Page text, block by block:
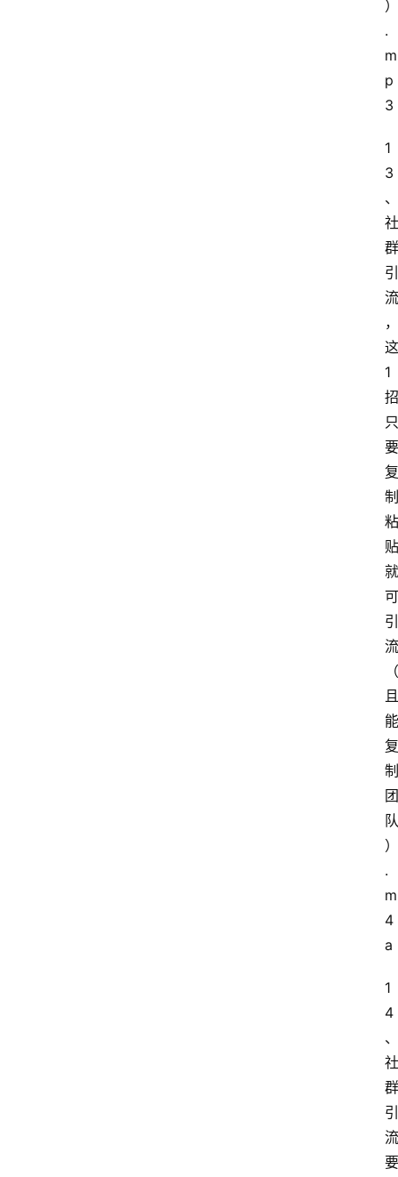
）
.
m
p
3
1
3
、
社
群
引
流
，
这
1
招
只
要
复
制
粘
贴
就
可
引
流
（
且
能
复
制
团
队
）
.
m
4
a
1
4
、
社
群
引
流
要